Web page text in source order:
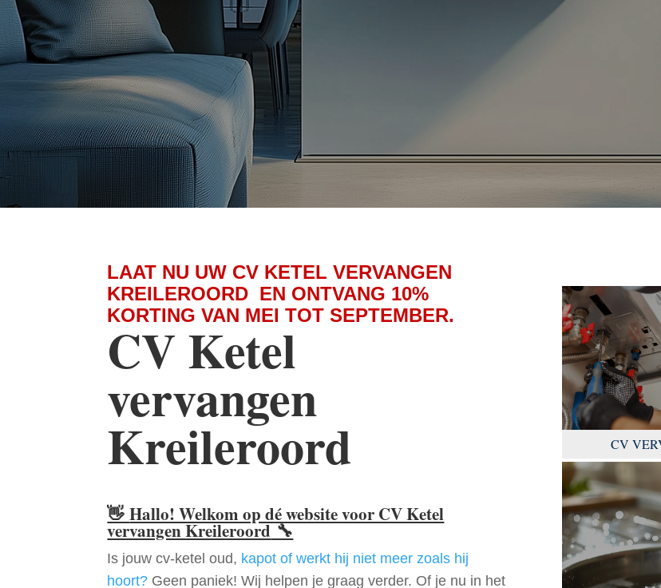
LAAT NU UW CV KETEL VERVANGEN
KREILEROORD EN ONTVANG 10%
KORTING VAN MEI TOT SEPTEMBER.
CV Ketel
vervangen
Kreileroord
👋Hallo! Welkom op dé website voor CV Ketel
vervangen Kreileroord🔧
Is jouw cv-ketel oud, kapot of werkt hij niet meer zoals hij
hoort? Geen paniek! Wij helpen je graag verder. Of je nu in het
CV